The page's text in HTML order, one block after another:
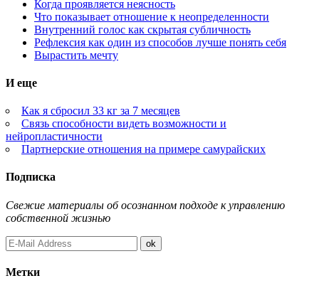
Когда проявляется неясность
Что показывает отношение к неопределенности
Внутренний голос как скрытая субличность
Рефлексия как один из способов лучше понять себя
Вырастить мечту
И еще
Как я сбросил 33 кг за 7 месяцев
Связь способности видеть возможности и
нейропластичности
Партнерские отношения на примере самурайских
Подписка
Свежие материалы об осознанном подходе к управлению
собственной жизнью
Метки